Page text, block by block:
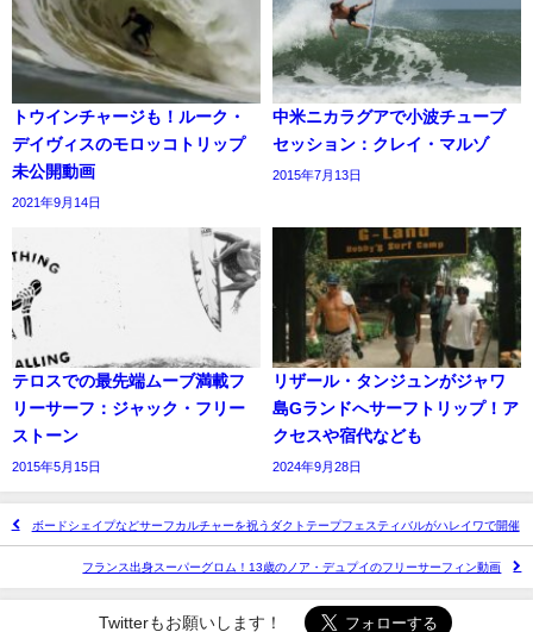
トウインチャージも！ルーク・
デイヴィスのモロッコトリップ
未公開動画
2021年9月14日
中米ニカラグアで小波チューブ
セッション：クレイ・マルゾ
2015年7月13日
テロスでの最先端ムーブ満載フ
リーサーフ：ジャック・フリー
ストーン
2015年5月15日
リザール・タンジュンがジャワ
島Gランドへサーフトリップ！ア
クセスや宿代なども
2024年9月28日
ボードシェイプなどサーフカルチャーを祝うダクトテープフェスティバルがハレイワで開催
フランス出身スーパーグロム！13歳のノア・デュプイのフリーサーフィン動画
Twitterもお願いします！